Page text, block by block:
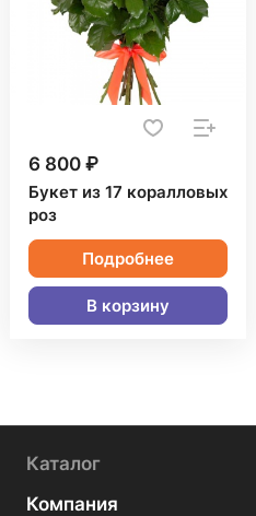
6 800 ₽
Букет из 17 коралловых
роз
Подробнее
В корзину
Каталог
Компания